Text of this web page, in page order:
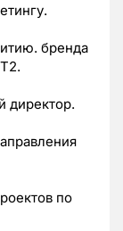
бренда
директор.
по